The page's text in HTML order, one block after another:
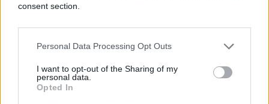
consent section.
Personal Data Processing Opt Outs
I want to opt-out of the Sharing of my
personal data.
Opted In